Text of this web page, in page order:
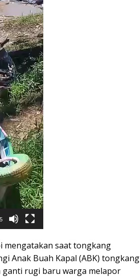
mengatakan saat tongkang
Anak Buah Kapal (ABK) tongkang
ganti rugi baru warga melapor